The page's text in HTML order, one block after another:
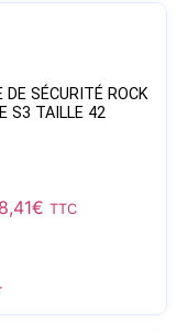
DE SÉCURITÉ ROCK
S3 TAILLE 42
€ TTC